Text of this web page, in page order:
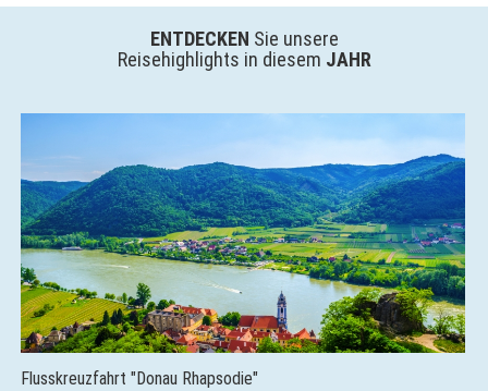
ENTDECKEN Sie unsere
Reisehighlights in diesem JAHR
Flusskreuzfahrt "Donau Rhapsodie"